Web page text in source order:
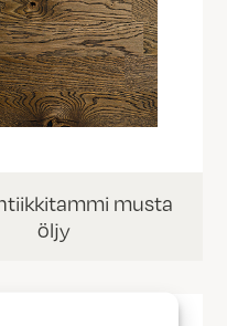
musta
öljy